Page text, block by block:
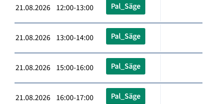
21.08.2026 12:00-13:00 Pal_Säge
21.08.2026 13:00-14:00 Pal_Säge
21.08.2026 15:00-16:00 Pal_Säge
21.08.2026 16:00-17:00 Pal_Säge